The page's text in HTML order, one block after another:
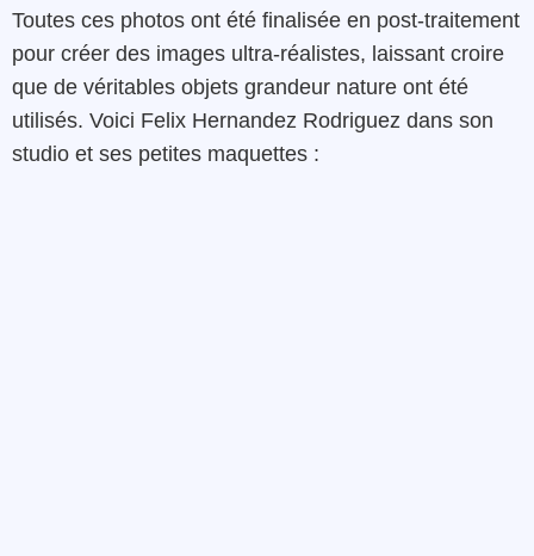
Toutes ces photos ont été finalisée en post-traitement
pour créer des images ultra-réalistes, laissant croire
que de véritables objets grandeur nature ont été
utilisés. Voici Felix Hernandez Rodriguez dans son
studio et ses petites maquettes :